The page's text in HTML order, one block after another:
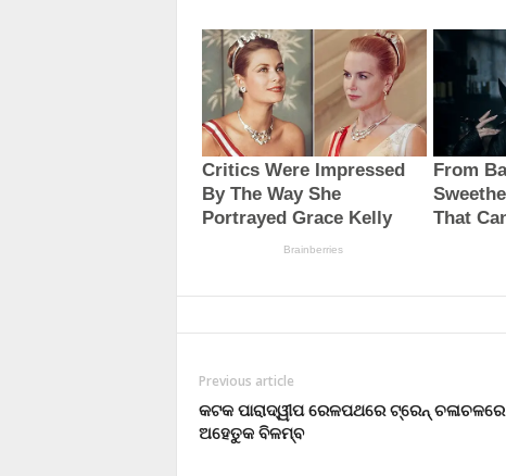
Previous article
କଟକ ପାରାଦ୍ୱୀପ ରେଳପଥରେ ଟ୍ରେନ୍ ଚଳାଚଳରେ
ଅହେତୁକ ବିଳମ୍ବ